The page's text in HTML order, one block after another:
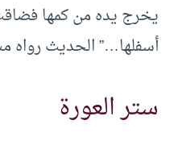
يخرج يده من كمها
أسفلها…” الحديث رواه
ستر العورة